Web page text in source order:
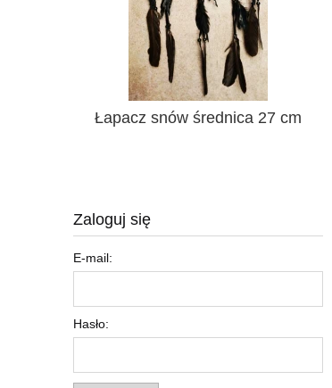
Łapacz snów średnica 27 cm
Zaloguj się
E-mail:
Hasło: